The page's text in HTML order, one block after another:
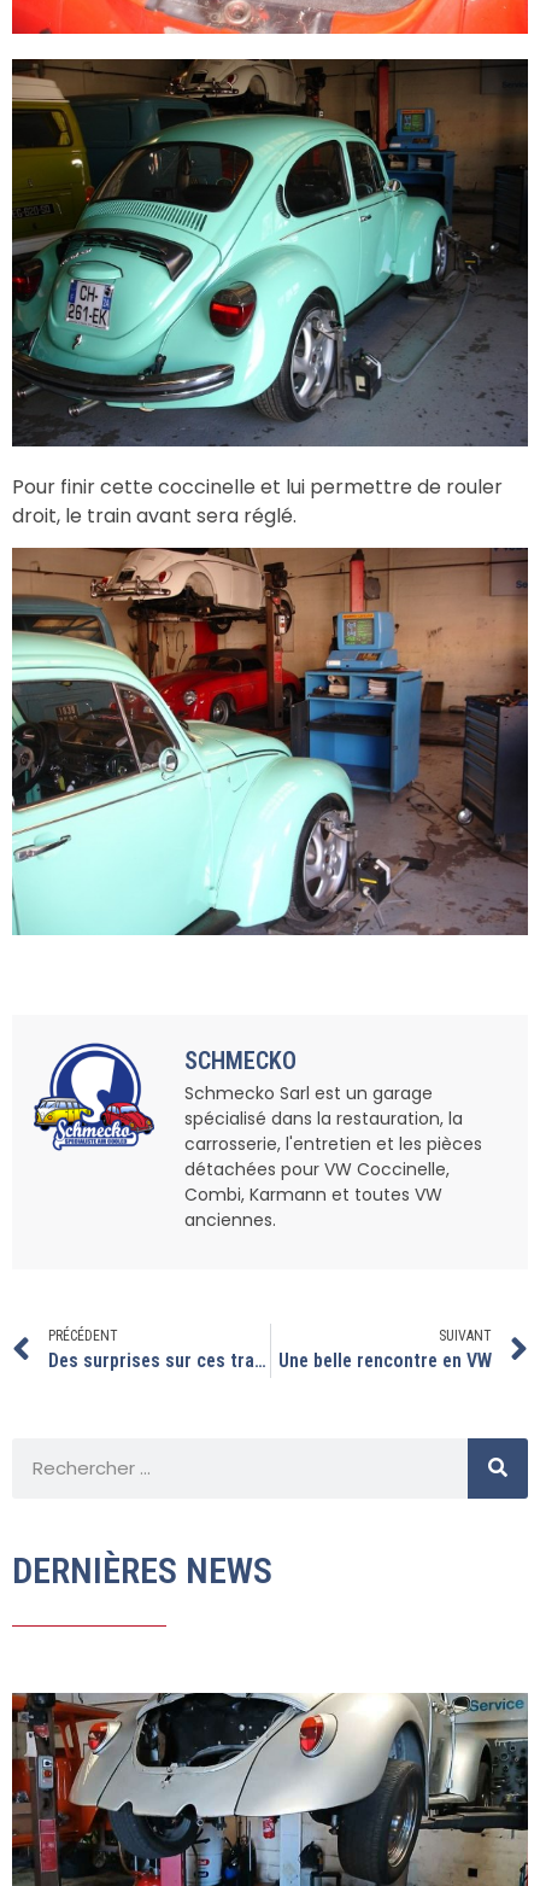
Pour finir cette coccinelle et lui permettre de rouler
droit, le train avant sera réglé.
SCHMECKO
Schmecko Sarl est un garage
spécialisé dans la restauration, la
carrosserie, l'entretien et les pièces
détachées pour VW Coccinelle,
Combi, Karmann et toutes VW
anciennes.
PRÉCÉDENT
Des surprises sur ces transporteurs.
SUIVANT
Une belle rencontre en VW
DERNIÈRES NEWS